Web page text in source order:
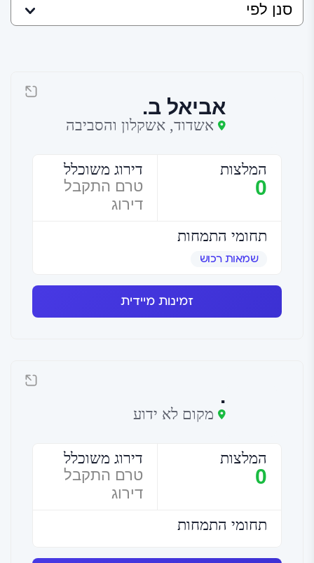
אביאל ב.
אשדוד, אשקלון והסביבה
המלצות
0
דירוג משוכלל
טרם התקבל
דירוג
תחומי התמחות
שמאות רכוש
זמינות מיידית
.
מקום לא ידוע
המלצות
0
דירוג משוכלל
טרם התקבל
דירוג
תחומי התמחות